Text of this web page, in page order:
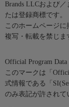
Brands LLCおよび
たは登録商標です。
このホームページ
複写・転載を禁じま
Official Program
このマークは「
式情報である「
のみ表記が許されて